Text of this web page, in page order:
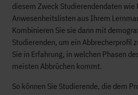
diesem Zweck Studierendendaten wie
Anwesenheitslisten aus Ihrem
Kombinieren Sie sie dann mit
Studierenden, um ein Abbrecherprofil
Sie in Erfahrung, in welchen Phasen
meisten Abbrüchen kommt.
So können Sie Studierende, die dem